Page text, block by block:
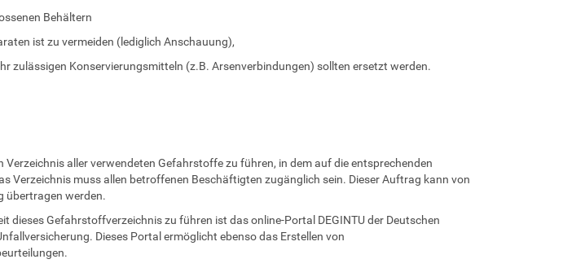
Behältern
ist zu vermeiden (lediglich Anschauung),
zulässigen Konservierungsmitteln (z.B. Arsenverbindungen) sollten ersetzt werden.
Verzeichnis aller verwendeten Gefahrstoffe zu führen, in dem auf die entsprechenden
Verzeichnis muss allen betroffenen Beschäftigten zugänglich sein. Dieser Auftrag kann von
übertragen werden.
dieses Gefahrstoffverzeichnis zu führen ist das online-Portal DEGINTU der Deutschen
Dieses Portal ermöglicht ebenso das Erstellen von